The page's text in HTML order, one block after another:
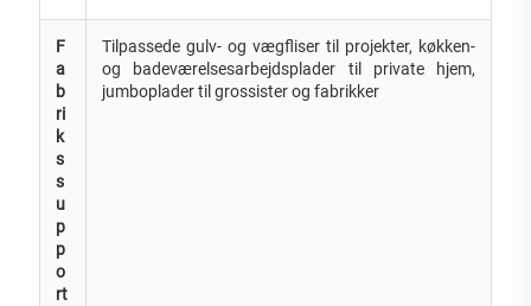
F
a
b
ri
k
s
s
u
p
p
o
rt
Tilpassede gulv- og vægfliser til projekter, køkken-
og badeværelsesarbejdsplader til private hjem,
jumboplader til grossister og fabrikker